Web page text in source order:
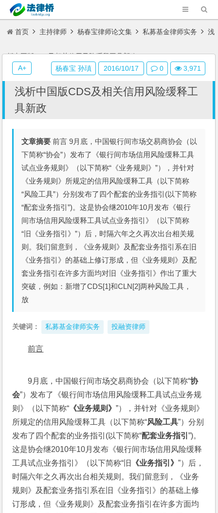
首页 主持律师 杨春宝律师论文集 私募基金律师实务 浅
析中国版CDS及相关信用风险缓释工具新政
浅析中国版CDS及相关信用风险缓释工
具新政
文章摘要 前言 9月底，中国银行间市场交易商协会（以
下简称“协会”）发布了《银行间市场信用风险缓释工具
试点业务规则》（以下简称“《业务规则》”），并针对
《业务规则》所规定的信用风险缓释工具（以下简称
“风险工具”）分别发布了四个配套的业务指引(以下简称
“配套业务指引”)。这是协会继2010年10月发布《银行
间市场信用风险缓释工具试点业务指引》（以下简称
“旧《业务指引》”）后，时隔六年之久再次出台相关规
则。我们留意到，《业务规则》及配套业务指引系在旧
《业务指引》的基础上修订形成，但《业务规则》及配
套业务指引在许多方面均对旧《业务指引》作出了重大
突破，例如：新增了CDS[1]和CLN[2]两种风险工具，
放
关键词： 私募基金律师实务 投融资律师
前言
9月底，中国银行间市场交易商协会（以下简称“协
会”）发布了《银行间市场信用风险缓释工具试点业务规
则》（以下简称“ 《业务规则》”），并针对《业务规则》
所规定的信用风险缓释工具（以下简称“风险工具”）分别
发布了四个配套的业务指引(以下简称“配套业务指引”)。
这是协会继2010年10月发布《银行间市场信用风险缓释
工具试点业务指引》（以下简称“旧
《业务指引》”）后，
时隔六年之久再次出台相关规则。我们留意到，《业务
规则》及配套业务指引系在旧《业务指引》的基础上修
订形成，但《业务规则》及配套业务指引在许多方面均
杨春宝 孙瑱 2016/10/17 0 3,971
A+